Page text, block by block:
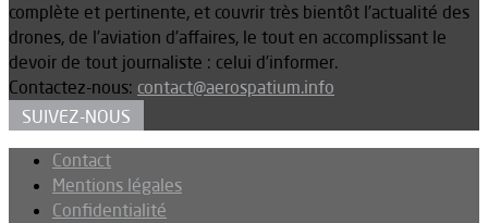
complète et pertinente, et couvrir très bientôt l’actualité des
drones, de l’aviation d’affaires, le tout en accomplissant le
devoir de tout journaliste : celui d’informer.
Contactez-nous: contact@aerospatium.info
SUIVEZ-NOUS
Contact
Mentions légales
Confidentialité